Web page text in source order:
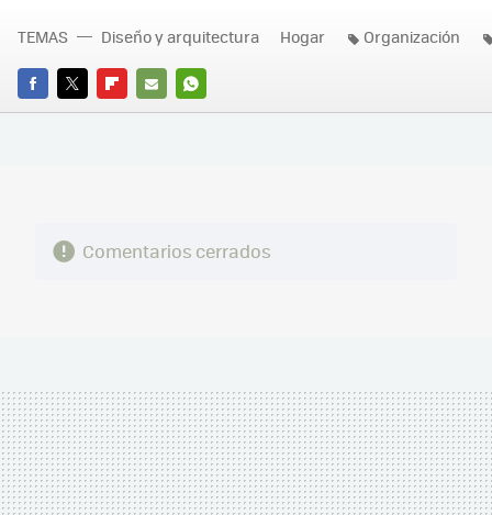
FACEBOOK
TWITTERFLIPBOARD
E-
WHATSAPP
TEMAS Diseño y arquitectura Hogar Organización
Comentarios cerrados